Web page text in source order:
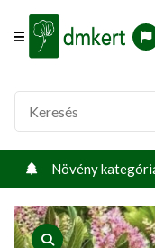
Offcanvas Menu Open
Növény